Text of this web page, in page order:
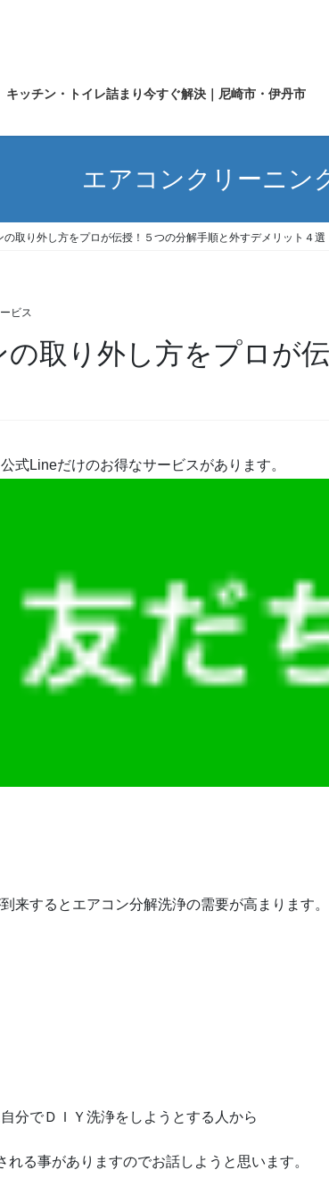
キッチン・トイレ詰まり今すぐ解決｜尼崎市・伊丹市
エアコンクリーニン
の取り外し方をプロが伝授！５つの分解手順と外すデメリット４選
ビス
取り外し方をプロが
式Lineだけのお得なサービスがあります。
来するとエアコン分解洗浄の需要が高まります。
分でＤＩＹ洗浄をしようとする人から
れる事がありますのでお話しようと思います。